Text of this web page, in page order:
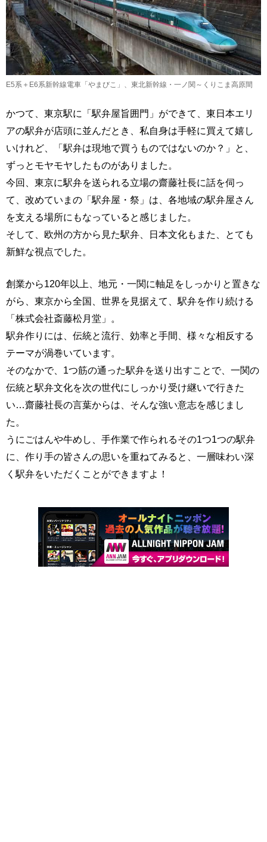
E5系＋E6系新幹線電車「やまびこ」、東北新幹線・一ノ関～くりこま高原間
かつて、東京駅に「駅弁屋旨囲門」ができて、東日本エリ
アの駅弁が店頭に並んだとき、私自身は手軽に買えて嬉し
いけれど、「駅弁は現地で買うものではないのか？」と、
ずっとモヤモヤしたものがありました。
今回、東京に駅弁を送られる立場の齋藤社長に話を伺っ
て、改めていまの「駅弁屋・祭」は、各地域の駅弁屋さん
を支える場所にもなっていると感じました。
そして、欧州の方から見た駅弁、日本文化もまた、とても
新鮮な視点でした。
創業から120年以上、地元・一関に軸足をしっかりと置きな
がら、東京から全国、世界を見据えて、駅弁を作り続ける
「株式会社斎藤松月堂」。
駅弁作りには、伝統と流行、効率と手間、様々な相反する
テーマが渦巻いています。
そのなかで、1つ筋の通った駅弁を送り出すことで、一関の
伝統と駅弁文化を次の世代にしっかり受け継いで行きた
い…齋藤社長の言葉からは、そんな強い意志を感じまし
た。
うにごはんや牛めし、手作業で作られるその1つ1つの駅弁
に、作り手の皆さんの思いを重ねてみると、一層味わい深
く駅弁をいただくことができますよ！